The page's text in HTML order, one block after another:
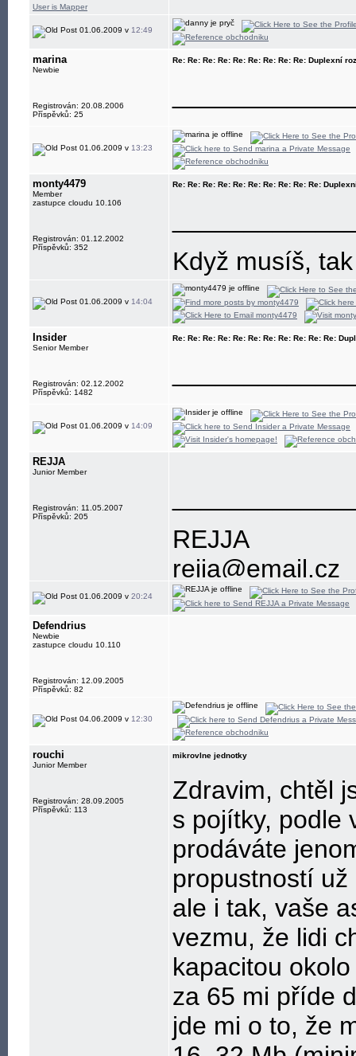
User is Mapper
01.06.2009 v 12:49
marina
Newbie
Registrován: 20.08.2006
Příspěvků: 25
Re: Re: Re: Re: Re: Re: Re: Re: Re: Duplexní
01.06.2009 v 13:23
monty4479
Member
zastupce cloudu 10.106
Registrován: 01.12.2002
Příspěvků: 352
Re: Re: Re: Re: Re: Re: Re: Re: Re: Re:
Když musíš,
01.06.2009 v 14:04
Insider
Senior Member
Registrován: 02.12.2002
Příspěvků: 1482
Re: Re: Re: Re: Re: Re: Re: Re: Re: Re: Re:
01.06.2009 v 14:09
REJJA
Junior Member
Registrován: 11.05.2007
Příspěvků: 205
REJJA
rejja@email.cz
602743934
Díky za
01.06.2009 v 20:24
Defendrius
Newbie
zastupce cloudu 10.110
Registrován: 12.09.2005
Příspěvků: 82
04.06.2009 v 12:30
rouchi
Junior Member
Registrován: 28.09.2005
Příspěvků: 113
mikrovlne jednotky
Zdravim, chtěl
s pojítky, podle
prodáváte
propustností už
ale i tak, vaše
vezmu, že lidi
kapacitou
za 65 mi příde
jde mi o to, že